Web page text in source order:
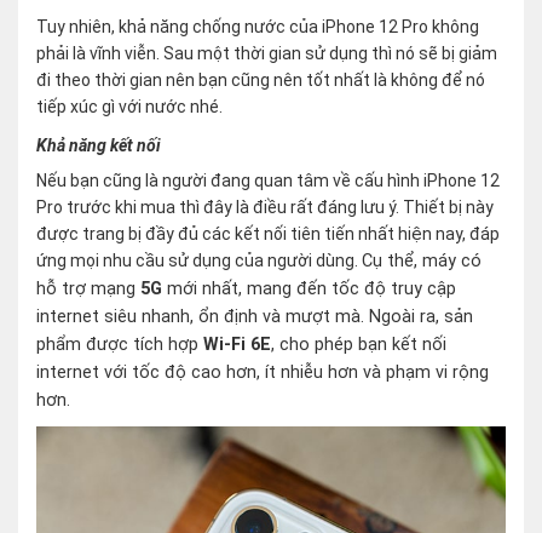
Tuy nhiên, khả năng chống nước của iPhone 12 Pro không
phải là vĩnh viễn. Sau một thời gian sử dụng thì nó sẽ bị giảm
đi theo thời gian nên bạn cũng nên tốt nhất là không để nó
tiếp xúc gì với nước nhé.
Khả năng kết nối
Nếu bạn cũng là người đang quan tâm về cấu hình iPhone 12
Pro trước khi mua thì đây là điều rất đáng lưu ý. Thiết bị này
được trang bị đầy đủ các kết nối tiên tiến nhất hiện nay, đáp
ứng mọi nhu cầu sử dụng của người dùng. Cụ thể, máy có
hỗ trợ mạng 5G mới nhất, mang đến tốc độ truy cập
internet siêu nhanh, ổn định và mượt mà. Ngoài ra, sản
phẩm được tích hợp Wi-Fi 6E, cho phép bạn kết nối
internet với tốc độ cao hơn, ít nhiễu hơn và phạm vi rộng
hơn.